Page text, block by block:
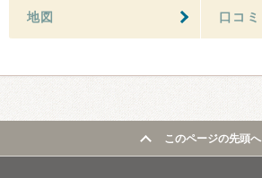
地図 口コミ
このページの先頭へ